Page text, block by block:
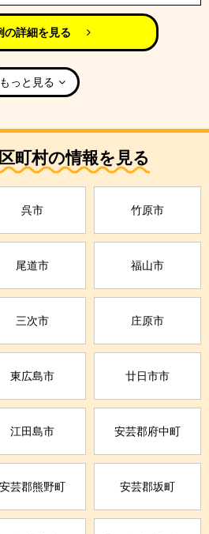
の詳細を見る
もっと見る
町村の情報を見る
呉市 竹原市
尾道市 福山市
三次市 庄原市
東広島市 廿日市市
江田島市 安芸郡府中町
安芸郡熊野町 安芸郡坂町